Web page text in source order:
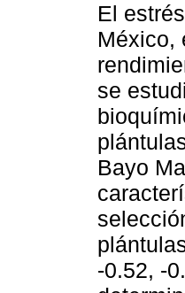
El
México,
se
Bayo
-0.52, -